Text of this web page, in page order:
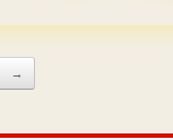
→